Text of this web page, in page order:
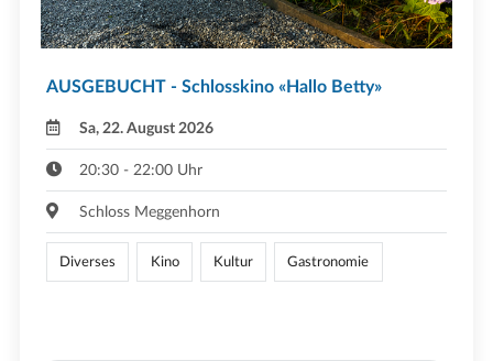
AUSGEBUCHT - Schlosskino «Hallo Betty»
Sa, 22. August 2026
20:30 - 22:00 Uhr
Schloss Meggenhorn
Diverses Kino Kultur Gastronomie